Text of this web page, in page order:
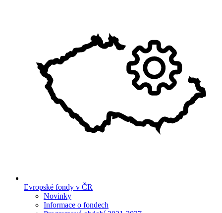
Evropské fondy v ČR
Novinky
Informace o fondech